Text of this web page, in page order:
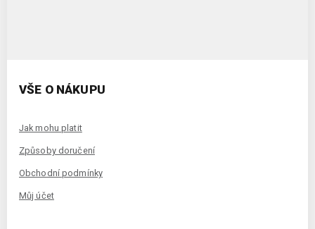
VŠE O NÁKUPU
Jak mohu platit
Způsoby doručení
Obchodní podmínky
Můj účet